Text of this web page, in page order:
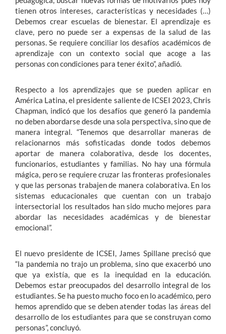
tienen otros intereses, características y necesidades (…)
Debemos crear escuelas de bienestar. El aprendizaje es
clave, pero no puede ser a expensas de la salud de las
personas. Se requiere conciliar los desafíos académicos de
aprendizaje con un contexto social que acoge a las
personas con condiciones para tener éxito”, añadió.
Respecto a los aprendizajes que se pueden aplicar en
América Latina, el presidente saliente de ICSEI 2023, Chris
Chapman, indicó que los desafíos que generó la pandemia
no deben abordarse desde una sola perspectiva, sino que de
manera integral. “Tenemos que desarrollar maneras de
relacionarnos más sofisticadas donde todos debemos
aportar de manera colaborativa, desde los docentes,
funcionarios, estudiantes y familias. No hay una fórmula
mágica, pero se requiere cruzar las fronteras profesionales
y que las personas trabajen de manera colaborativa. En los
sistemas educacionales que cuentan con un trabajo
intersectorial los resultados han sido mucho mejores para
abordar las necesidades académicas y de bienestar
emocional”.
El nuevo presidente de ICSEI, James Spillane precisó que
“la pandemia no trajo un problema, sino que exacerbó uno
que ya existía, que es la inequidad en la educación.
Debemos estar preocupados del desarrollo integral de los
estudiantes. Se ha puesto mucho foco en lo académico, pero
hemos aprendido que se deben atender todas las áreas del
desarrollo de los estudiantes para que se construyan como
personas”, concluyó.